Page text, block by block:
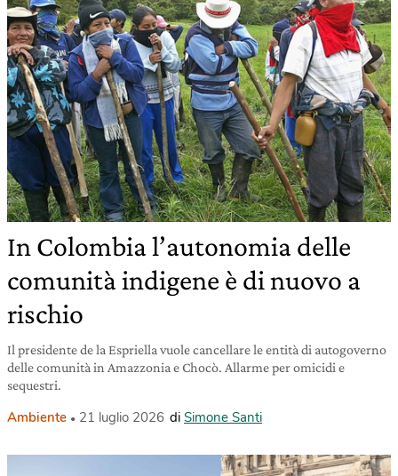
In Colombia l’autonomia delle
comunità indigene è di nuovo a
rischio
Il presidente de la Espriella vuole cancellare le entità di autogoverno
delle comunità in Amazzonia e Chocò. Allarme per omicidi e
sequestri.
Ambiente 21 luglio 2026 di Simone Santi